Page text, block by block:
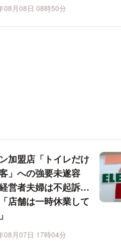
08月08日 08時50分
加盟店「トイレだけ
」への強要未遂容
営者夫婦は不起訴…
店舗は一時休業して
08月07日 17時04分